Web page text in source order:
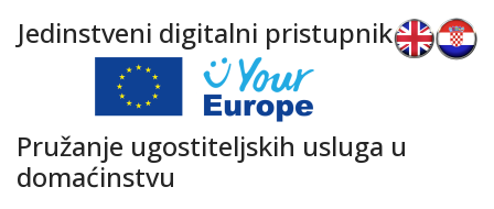
Jedinstveni digitalni pristupnik
Pružanje ugostiteljskih usluga u
domaćinstvu